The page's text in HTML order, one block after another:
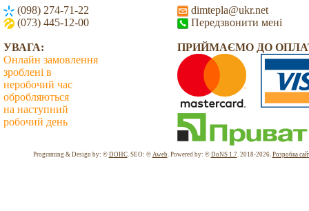
(098) 274-71-22
(073) 445-12-00
dimtepla@ukr.net
Передзвонити мені
УВАГА:
Онлайн замовлення
зроблені в
неробочий час
обробляються
на наступний
робочий день
ПРИЙМАЄМО ДО
Programing & Design by: © DOHC. SEO: © Aweb. Powered by: © DoNS 1.7. 2018-2026. Розробка